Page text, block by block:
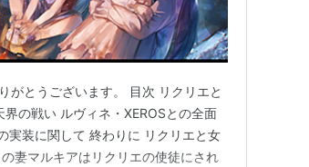
がとうございます。 目次 リクリエと
の戦い ルヴィネ・XEROSとの全面
実装に関して 終わりに リクリエと女
妻マルキアはリクリエの使徒にされ